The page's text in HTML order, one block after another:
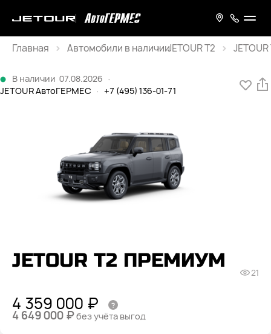
Главная
JETOUR T2
В наличии 07.08.2026 ·
JETOUR АвтоГЕРМЕС · +7 (495) 136-01-71
JETOUR T2 ПРЕМИУМ
21
4 359 000 ₽
4 649 000 ₽без учёта выгод